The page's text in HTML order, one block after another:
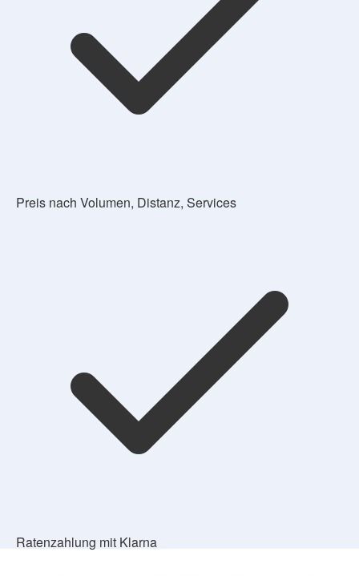
Preis nach Volumen, Distanz, Services
Ratenzahlung mit Klarna